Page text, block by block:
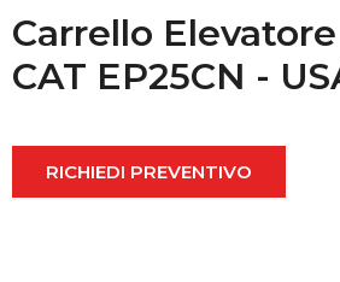
Carrello
CAT EP25CN -
RICHIEDI PREVENTIVO